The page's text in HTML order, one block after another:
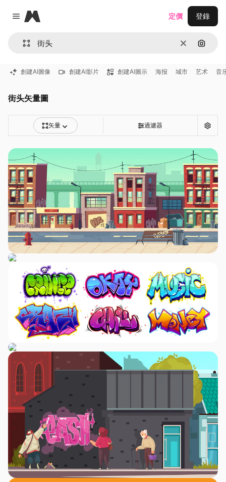
Close menu
Magnific
清除 通過圖
定價 登錄
創建AI圖像 創建AI影片 創建AI圖示 海报 城市 艺术 音
街头矢量圖
矢量 過濾器